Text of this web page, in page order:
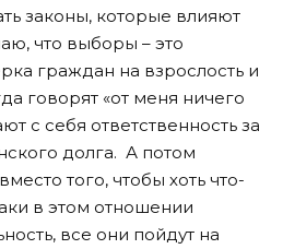
законы, которые влияют
что выборы – это
граждан на взрослость и
говорят «от меня ничего
с себя ответственность за
долга. А потом
того, чтобы хоть что-
в этом отношении
все они пойдут на